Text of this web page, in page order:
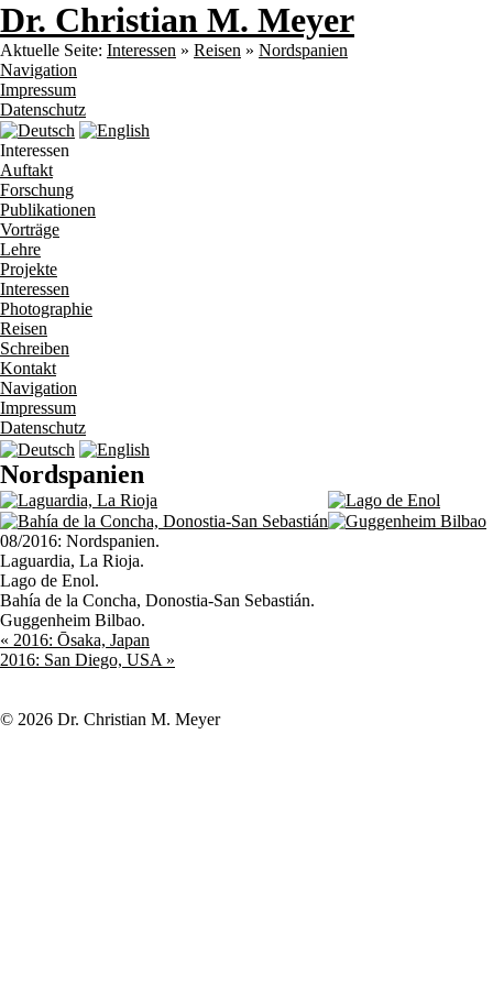
Dr. Christian M. Meyer
Aktuelle Seite: Interessen » Reisen » Nordspanien
Navigation
Impressum
Datenschutz
Interessen
Auftakt
Forschung
Publikationen
Vorträge
Lehre
Projekte
Interessen
Photographie
Reisen
Schreiben
Kontakt
Navigation
Impressum
Datenschutz
Nordspanien
08/2016: Nordspanien.
Laguardia, La Rioja.
Lago de Enol.
Bahía de la Concha, Donostia-San Sebastián.
Guggenheim Bilbao.
« 2016: Ōsaka, Japan
2016: San Diego, USA »
© 2026 Dr. Christian M. Meyer